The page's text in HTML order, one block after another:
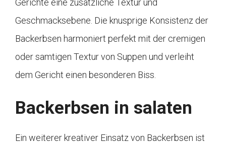
Gerichte eine zusätzliche Textur und
Geschmacksebene. Die knusprige Konsistenz der
Backerbsen harmoniert perfekt mit der cremigen
oder samtigen Textur von Suppen und verleiht
dem Gericht einen besonderen Biss.
Backerbsen in salaten
Ein weiterer kreativer Einsatz von Backerbsen ist